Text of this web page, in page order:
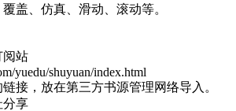
盖、仿真、滑动、滚动等。
阅站
yuedu/shuyuan/index.html
接，放在第三方书源管理网络导入。
分享